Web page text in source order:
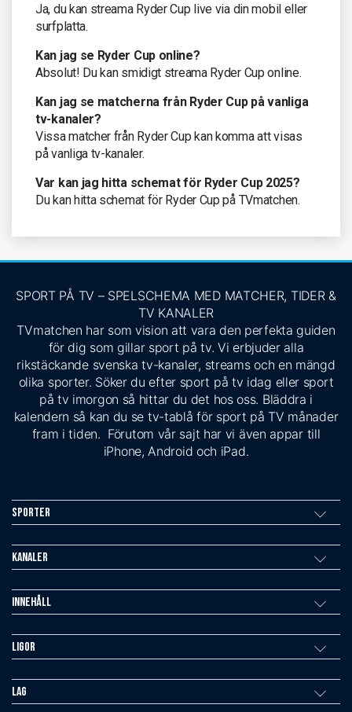
Ja, du kan streama Ryder Cup live via din mobil eller
surfplatta.
Kan jag se Ryder Cup online?
Absolut! Du kan smidigt streama Ryder Cup online.
Kan jag se matcherna från Ryder Cup på vanliga
tv-kanaler?
Vissa matcher från Ryder Cup kan komma att visas
på vanliga tv-kanaler.
Var kan jag hitta schemat för Ryder Cup 2025?
Du kan hitta schemat för Ryder Cup på TVmatchen.
SPORT PÅ TV – SPELSCHEMA MED MATCHER, TIDER &
TV KANALER
TVmatchen har som vision att vara den perfekta guiden
för dig som gillar sport på tv. Vi erbjuder alla
rikstäckande svenska tv-kanaler, streams och en mängd
olika sporter. Söker du efter sport på tv idag eller sport
på tv imorgon så hittar du det hos oss. Bläddra i
kalendern så kan du se tv-tablå för sport på TV månader
fram i tiden. Förutom vår sajt har vi även appar till
iPhone, Android och iPad.
Sporter
Kanaler
Innehåll
Ligor
Lag